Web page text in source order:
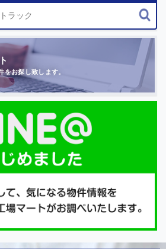
をお探し致します。